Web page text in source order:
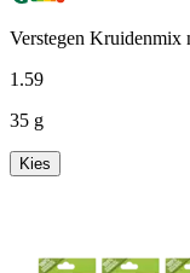
Verstegen Kruidenmix
1 .59
35 g
Kies